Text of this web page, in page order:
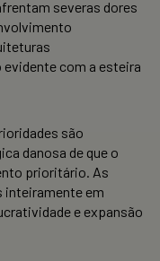
severas dores
com a esteira
são
danosa de que o
prioritário. As
inteiramente em
e expansão